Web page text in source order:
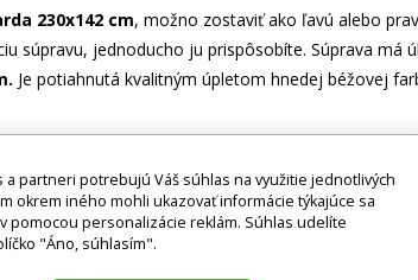
230x142 cm, možno zostaviť ako ľavú alebo
súpravu, jednoducho ju prispôsobíte. Súprava má
Je potiahnutá kvalitným úpletom hnedej béžovej
a partneri potrebujú Váš súhlas na využitie jednotlivých
okrem iného mohli ukazovať informácie týkajúce sa
pomocou personalizácie reklám. Súhlas udelíte
"Áno, súhlasím".